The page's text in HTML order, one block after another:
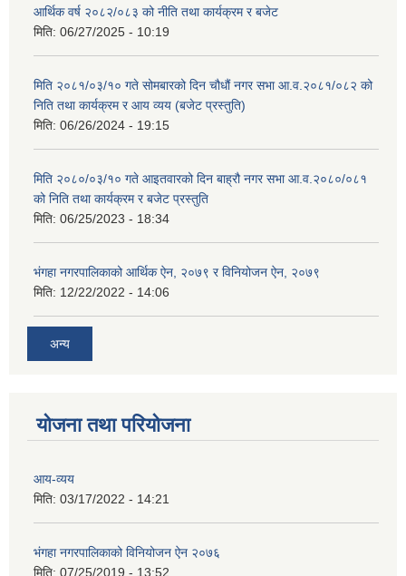
आर्थिक वर्ष २०८२/०८३ को नीति तथा कार्यक्रम र बजेट
मिति: 06/27/2025 - 10:19
मिति २०८१/०३/१० गते सोमबारको दिन चौधौं नगर सभा आ.व.२०८१/०८२ को
निति तथा कार्यक्रम र आय व्यय (बजेट प्रस्तुति)
मिति: 06/26/2024 - 19:15
मिति २०८०/०३/१० गते आइतवारको दिन बाह्रौ नगर सभा आ.व.२०८०/०८१
को निति तथा कार्यक्रम र बजेट प्रस्तुति
मिति: 06/25/2023 - 18:34
भंगहा नगरपालिकाको आर्थिक ऐन, २०७९ र विनियोजन ऐन, २०७९
मिति: 12/22/2022 - 14:06
अन्य
योजना तथा परियोजना
आय-व्यय
मिति: 03/17/2022 - 14:21
भंगहा नगरपालिकाको विनियोजन ऐन २०७६
मिति: 07/25/2019 - 13:52